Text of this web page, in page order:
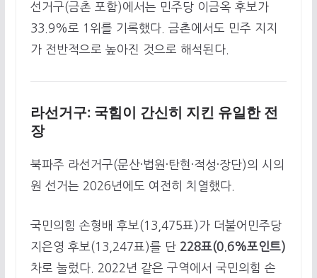
선거구(금촌 포함)에서는 민주당 이금옥 후보가
33.9%로 1위를 기록했다. 금촌에서도 민주 지지
가 전반적으로 높아진 것으로 해석된다.
라선거구: 국힘이 간신히 지킨 유일한 전
장
북파주 라선거구(문산·법원·탄현·적성·장단)의 시의
원 선거는 2026년에도 여전히 치열했다.
국민의힘 손형배 후보(13,475표)가 더불어민주당
지은영 후보(13,247표)를 단 228표(0.6%포인트)
차로 눌렀다. 2022년 같은 구역에서 국민의힘 손